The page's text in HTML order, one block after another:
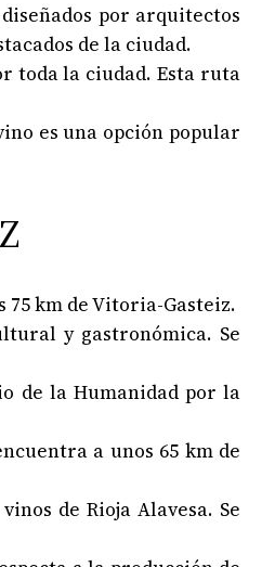
por arquitectos
de la ciudad.
toda la ciudad. Esta ruta
es una opción popular
75 km de Vitoria-Gasteiz.
y gastronómica. Se
de la Humanidad por la
a unos 65 km de
de Rioja Alavesa. Se